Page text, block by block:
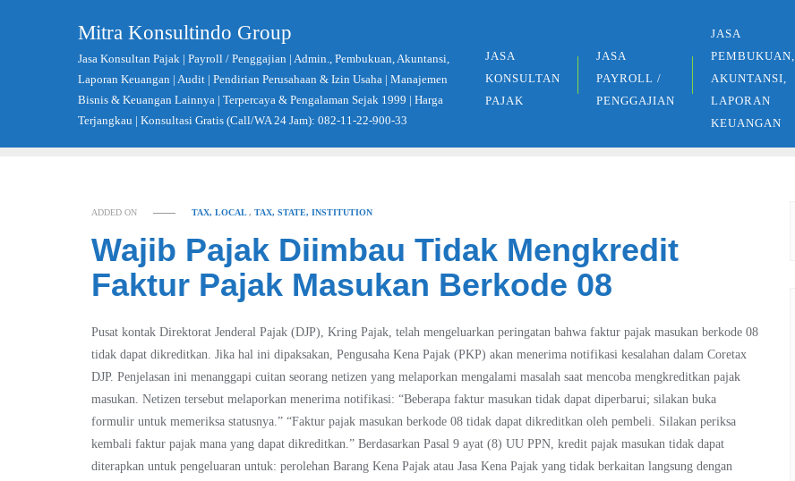
Mitra Konsultindo Group
Jasa Konsultan Pajak | Payroll / Penggajian | Admin., Pembukuan, Akuntansi,
Laporan Keuangan | Audit | Pendirian Perusahaan & Izin Usaha | Manajemen
Bisnis & Keuangan Lainnya | Terpercaya & Pengalaman Sejak 1999 | Harga
Terjangkau | Konsultasi Gratis (Call/WA 24 Jam): 082-11-22-900-33
JASA
KONSULTAN
PAJAK
JASA
PAYROLL /
PENGGAJIAN
JASA
PEMBUKUAN,
AKUNTANSI,
LAPORAN
KEUANGAN
ADDED ON TAX, LOCAL,TAX, STATE, INSTITUTION
Wajib Pajak Diimbau Tidak Mengkredit
Faktur Pajak Masukan Berkode 08
Pusat kontak Direktorat Jenderal Pajak (DJP), Kring Pajak, telah mengeluarkan peringatan bahwa faktur pajak masukan berkode 08
tidak dapat dikreditkan. Jika hal ini dipaksakan, Pengusaha Kena Pajak (PKP) akan menerima notifikasi kesalahan dalam Coretax
DJP. Penjelasan ini menanggapi cuitan seorang netizen yang melaporkan mengalami masalah saat mencoba mengkreditkan pajak
masukan. Netizen tersebut melaporkan menerima notifikasi: “Beberapa faktur masukan tidak dapat diperbarui; silakan buka
formulir untuk memeriksa statusnya.” “Faktur pajak masukan berkode 08 tidak dapat dikreditkan oleh pembeli. Silakan periksa
kembali faktur pajak mana yang dapat dikreditkan.” Berdasarkan Pasal 9 ayat (8) UU PPN, kredit pajak masukan tidak dapat
diterapkan untuk pengeluaran untuk: perolehan Barang Kena Pajak atau Jasa Kena Pajak yang tidak berkaitan langsung dengan